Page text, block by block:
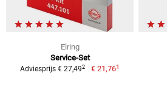
Elring
Service-Set
Adviesprijs € 27,492 € 21,761